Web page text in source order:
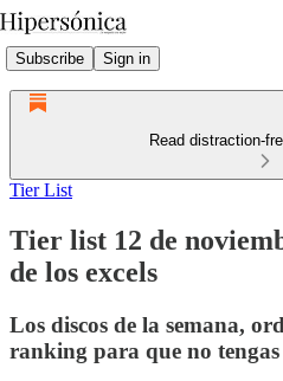
Subscribe Sign in
Read distraction-
Tier List
Tier list 12 de
de los excels
Los discos de la semana,
ranking para que no tengas